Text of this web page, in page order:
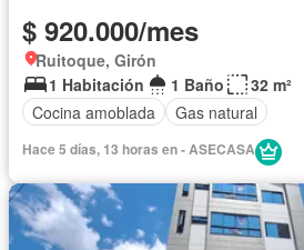
$ 920.000/mes
Ruitoque, Girón
1 Habitación
1 Baño
32 m²
Cocina amoblada
Gas natural
Hace 5 días, 13 horas en - ASECASA